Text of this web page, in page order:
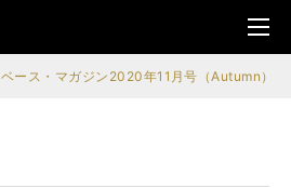
メニ
ュ
ベース・マガジン2020年11月号（Autumn）